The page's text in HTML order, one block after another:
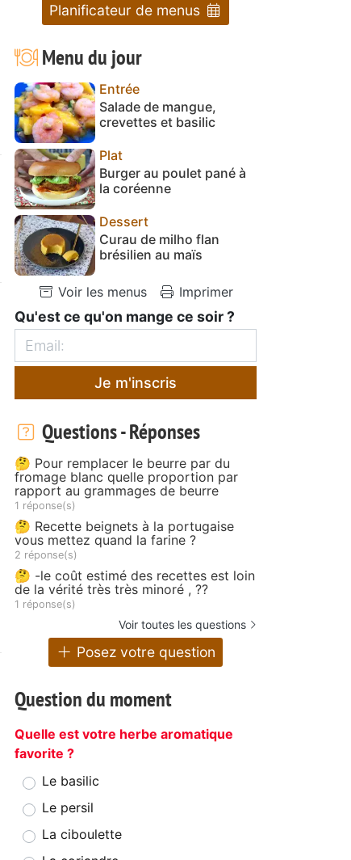
Planificateur de menus
Menu du jour
Entrée
Salade de mangue,
crevettes et basilic
Plat
Burger au poulet pané à
la coréenne
Dessert
Curau de milho flan
brésilien au maïs
Voir les menus Imprimer
Qu'est ce qu'on mange ce soir ?
Je m'inscris
Questions - Réponses
🤔 Pour remplacer le beurre par du
fromage blanc quelle proportion par
rapport au grammages de beurre
1 réponse(s)
🤔 Recette beignets à la portugaise
vous mettez quand la farine ?
2 réponse(s)
🤔 -le coût estimé des recettes est loin
de la vérité très très minoré , ??
1 réponse(s)
Voir toutes les questions
Posez votre question
Question du moment
Quelle est votre herbe aromatique
favorite ?
Le basilic
Le persil
La ciboulette